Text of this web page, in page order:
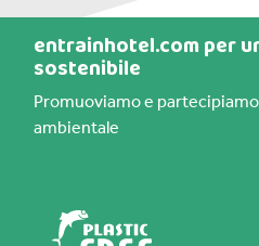
entrainhotel.com per
sostenibile
Promuoviamo e
ambientale